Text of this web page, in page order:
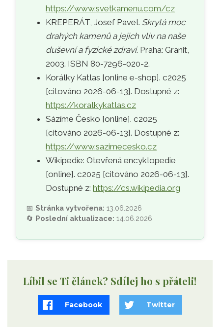
https://www.svetkamenu.com/cz
KREPERÁT, Josef Pavel. Skrytá moc
drahých kamenů a jejich vliv na naše
duševní a fyzické zdraví. Praha: Granit,
2003. ISBN 80-7296-020-2.
Korálky Katlas [online e-shop]. c2025
[citováno 2026-06-13]. Dostupné z:
https://koralkykatlas.cz
Sázíme Česko [online]. c2025
[citováno 2026-06-13]. Dostupné z:
https://www.sazimecesko.cz
Wikipedie: Otevřená encyklopedie
[online]. c2025 [citováno 2026-06-13].
Dostupné z:https://cs.wikipedia.org
📅Stránka vytvořena:13.06.2026
🔄 Poslední aktualizace:14.06.2026
Líbil se Ti článek? Sdílej ho s přáteli!
Facebook Twitter